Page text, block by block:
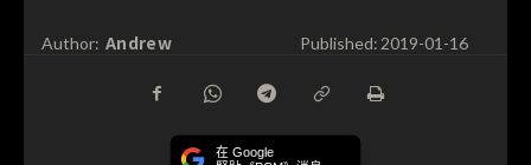
Author: Andrew Published:2019-01-16
在 Google